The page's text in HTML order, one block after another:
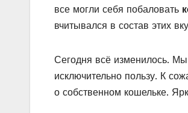
все могли себя побаловать
вчитывался в состав этих
Сегодня всё изменилось.
исключительно пользу. К
о собственном кошельке.